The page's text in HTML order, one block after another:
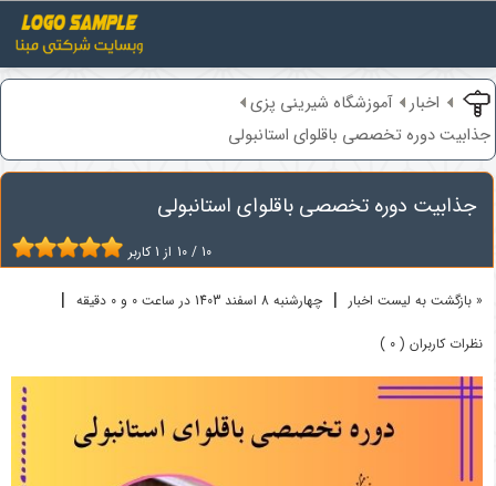
اخبار
آموزشگاه شیرینی پزی
جذابیت دوره تخصصی باقلوای استانبولی
جذابیت دوره تخصصی باقلوای استانبولی
10 / 10 از 1 کاربر
« بازگشت به لیست اخبار | چهارشنبه 8 اسفند 1403 در ساعت 0 و 0 دقیقه |
نظرات کاربران ( 0 )